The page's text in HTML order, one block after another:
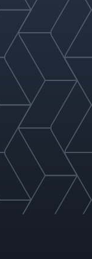
当社の
な技術
運用の
性を向
せ、予
ないダ
タイム
削減し、
セス効
最適化
のに役
ちます。